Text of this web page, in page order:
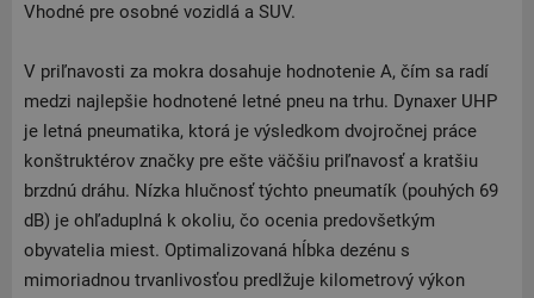
Vhodné pre osobné vozidlá a SUV.
V priľnavosti za mokra dosahuje hodnotenie A, čím sa radí
medzi najlepšie hodnotené letné pneu na trhu. Dynaxer UHP
je letná pneumatika, ktorá je výsledkom dvojročnej práce
konštruktérov značky pre ešte väčšiu priľnavosť a kratšiu
brzdnú dráhu. Nízka hlučnosť týchto pneumatík (pouhých 69
dB) je ohľaduplná k okoliu, čo ocenia predovšetkým
obyvatelia miest. Optimalizovaná hĺbka dezénu s
mimoriadnou trvanlivosťou predlžuje kilometrový výkon